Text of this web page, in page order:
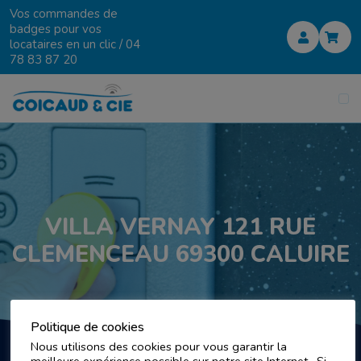
Vos commandes de
badges pour vos
locataires en un clic /04
78 83 87 20
VILLA VERNAY 121 RUE
CLEMENCEAU 69300 CALUIRE
Politique de cookies
Nous utilisons des cookies pour vous garantir la